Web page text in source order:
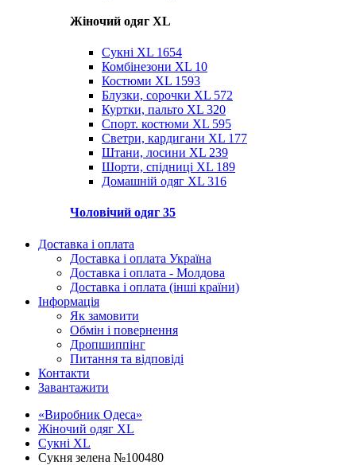
Жіночий одяг XL
Cукні XL 1654
Комбінезони XL 10
Костюми XL 1593
Блузки, сорочки XL 572
Куртки, пальто XL 320
Спорт. костюми XL 595
Светри, кардигани XL 177
Штани, лосини XL 239
Шорти, спідниці XL 189
Домашній одяг XL 316
Чоловічий одяг 35
Доставка і оплата
Доставка і оплата Україна
Доставка і оплата - Молдова
Доставка і оплата (інші країни)
Інформація
Як замовити
Обмін і повернення
Дропшиппінг
Питання та відповіді
Контакти
Завантажити
«Виробник Одеса»
Жіночий одяг XL
Cукні XL
Сукня зелена №100480